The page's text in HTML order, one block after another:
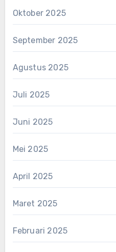
Oktober 2025
September 2025
Agustus 2025
Juli 2025
Juni 2025
Mei 2025
April 2025
Maret 2025
Februari 2025